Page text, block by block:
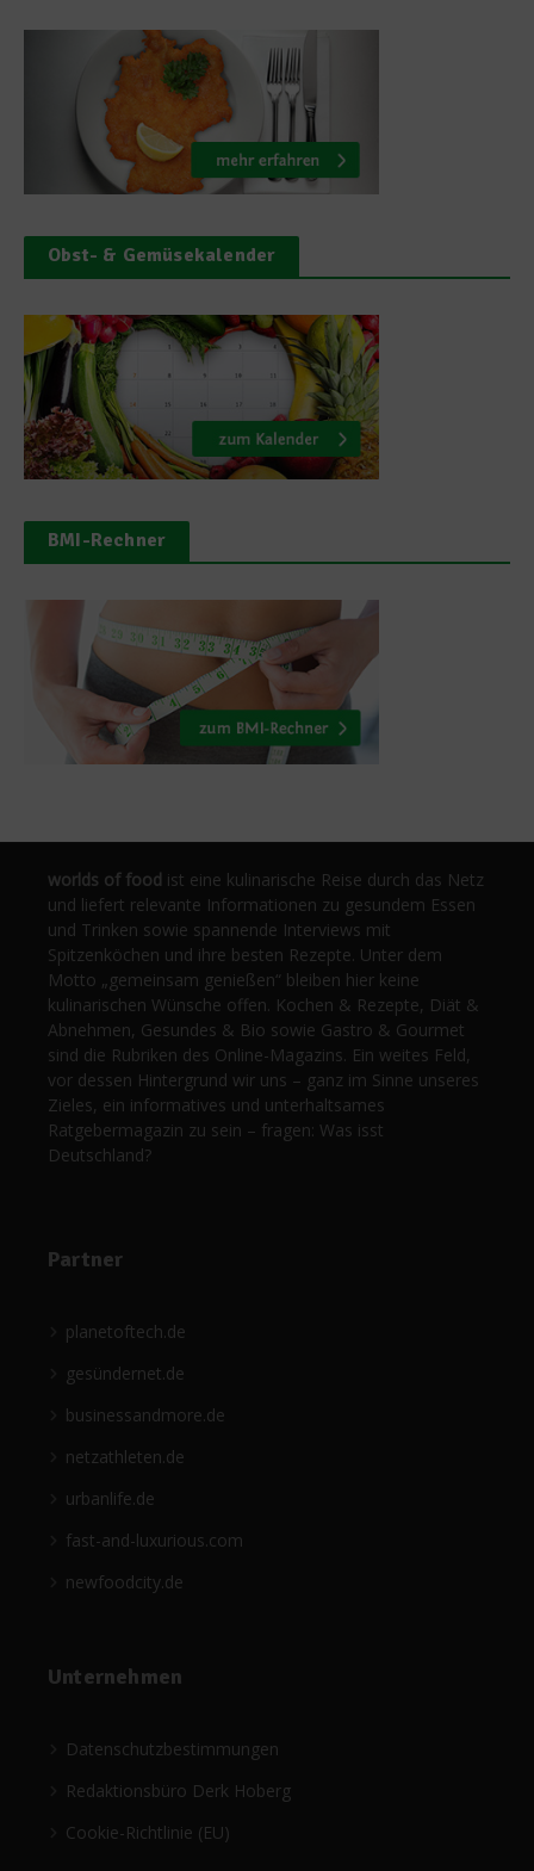
Obst- & Gemüsekalender
BMI-Rechner
worlds of food ist eine kulinarische Reise durch das Netz
und liefert relevante Informationen zu gesundem Essen
und Trinken sowie spannende Interviews mit
Spitzenköchen und ihre besten Rezepte. Unter dem
Motto „gemeinsam genießen“ bleiben hier keine
kulinarischen Wünsche offen. Kochen & Rezepte, Diät &
Abnehmen, Gesundes & Bio sowie Gastro & Gourmet
sind die Rubriken des Online-Magazins. Ein weites Feld,
vor dessen Hintergrund wir uns – ganz im Sinne unseres
Zieles, ein informatives und unterhaltsames
Ratgebermagazin zu sein – fragen: Was isst
Deutschland?
Partner
planetoftech.de
gesündernet.de
businessandmore.de
netzathleten.de
urbanlife.de
fast-and-luxurious.com
newfoodcity.de
Unternehmen
Datenschutzbestimmungen
Redaktionsbüro Derk Hoberg
Cookie-Richtlinie (EU)